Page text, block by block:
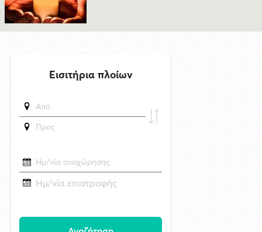
δημοσιεύθηκε 22 ώρες πριν
Η εορτή της Μεταμορφώσεως του Σωτήρος στην Ερμούπολη
δημοσιεύθηκε 6 ώρες πριν
δημοσιεύθηκε 17 ώρες πριν